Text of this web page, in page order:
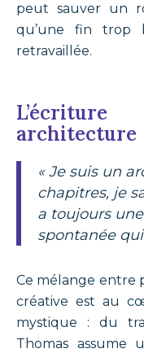
peut sauver un
qu’une fin trop
retravaillée.
architecture
« Je suis un
chapitres, je
a toujours
spontanée
Ce mélange entre
créative est au
mystique : du
Thomas assume